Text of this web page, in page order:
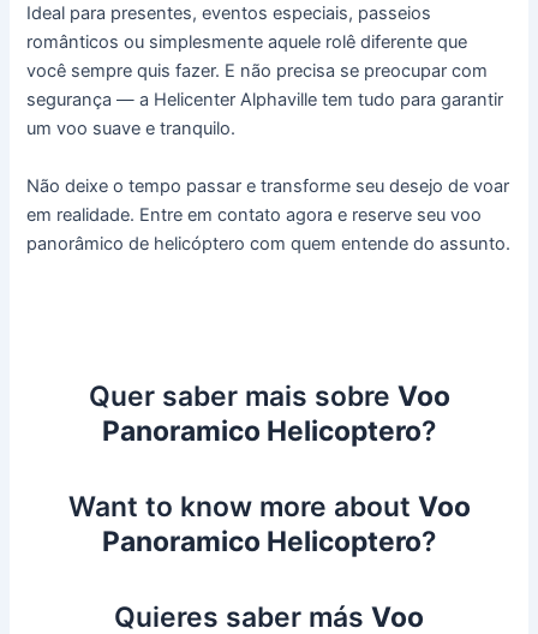
Ideal para presentes, eventos especiais, passeios
românticos ou simplesmente aquele rolê diferente que
você sempre quis fazer. E não precisa se preocupar com
segurança — a Helicenter Alphaville tem tudo para garantir
um voo suave e tranquilo.
Não deixe o tempo passar e transforme seu desejo de voar
em realidade. Entre em contato agora e reserve seu voo
panorâmico de helicóptero com quem entende do assunto.
Quer saber mais sobre Voo
Panoramico Helicoptero?
Want to know more about Voo
Panoramico Helicoptero?
Quieres saber más Voo